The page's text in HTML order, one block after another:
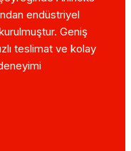
endüstriyel
Geniş
teslimat ve kolay